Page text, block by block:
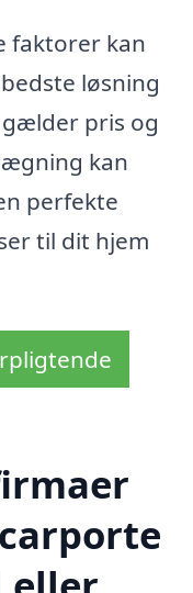
faktorer kan
løsning
pris og
kan
perfekte
til dit hjem